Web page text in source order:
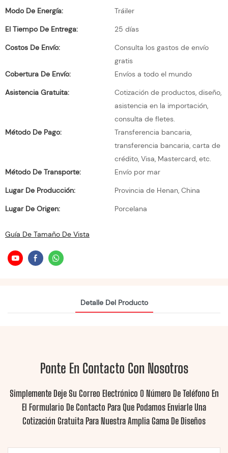
Modo De Energía:
Tráiler
El Tiempo De Entrega:
25 días
Costos De Envío:
Consulta los gastos de envío
gratis
Cobertura De Envío:
Envíos a todo el mundo
Asistencia Gratuita:
Cotización de productos, diseño,
asistencia en la importación,
consulta de fletes.
Método De Pago:
Transferencia bancaria,
transferencia bancaria, carta de
crédito, Visa, Mastercard, etc.
Método De Transporte:
Envío por mar
Lugar De Producción:
Provincia de Henan, China
Lugar De Origen:
Porcelana
Guía De Tamaño De Vista
Detalle Del Producto
Ponte En Contacto Con Nosotros
Simplemente Deje Su Correo Electrónico O Número De Teléfono En
El Formulario De Contacto Para Que Podamos Enviarle Una
Cotización Gratuita Para Nuestra Amplia Gama De Diseños